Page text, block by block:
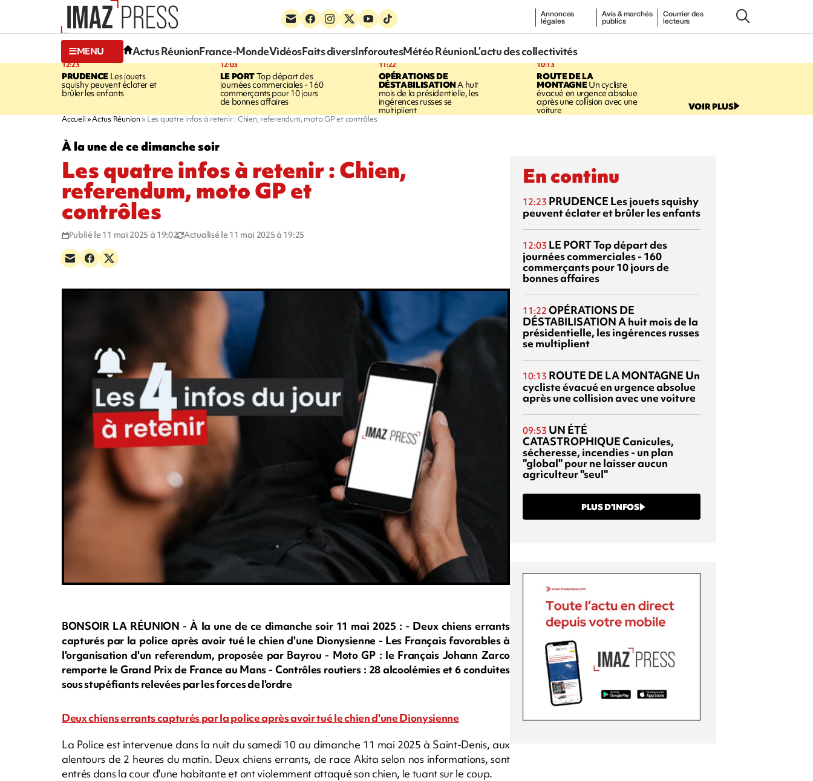
Annonces
légales
Avis & marchés
publics
Courrier des
lecteurs
MENU Actus RéunionFrance-MondeVidéosFaits diversInforoutesMétéo RéunionL’actu des collectivités
12:23
PRUDENCELes jouets
squishy peuvent éclater et
brûler les enfants
12:03
LE PORTTop départ des
journées commerciales - 160
commerçants pour 10 jours
de bonnes affaires
11:22
OPÉRATIONS DE
DÉSTABILISATIONA huit
mois de la présidentielle, les
ingérences russes se
multiplient
10:13
ROUTE DE LA
MONTAGNEUn cycliste
évacué en urgence absolue
après une collision avec une
voiture VOIR PLUS
Accueil Actus Réunion Les quatre infos à retenir : Chien, referendum, moto GP et contrôles
À la une de ce dimanche soir
Les quatre infos à retenir : Chien,
referendum, moto GP et
contrôles
Publié le 11 mai 2025 à 19:02 Actualisé le 11 mai 2025 à 19:25
BONSOIR LA RÉUNION - À la une de ce dimanche soir 11 mai 2025 : - Deux chiens errants
capturés par la police après avoir tué le chien d'une Dionysienne - Les Français favorables à
l'organisation d'un referendum, proposée par Bayrou - Moto GP : le Français Johann Zarco
remporte le Grand Prix de France au Mans - Contrôles routiers : 28 alcoolémies et 6 conduites
sous stupéfiants relevées par les forces de l'ordre
Deux chiens errants capturés par la police après avoir tué le chien d'une Dionysienne
La Police est intervenue dans la nuit du samedi 10 au dimanche 11 mai 2025 à Saint-Denis, aux
alentours de 2 heures du matin. Deux chiens errants, de race Akita selon nos informations, sont
entrés dans la cour d'une habitante et ont violemment attaqué son chien, le tuant sur le coup.
En continu
12:23 PRUDENCE Les jouets squishy
peuvent éclater et brûler les enfants
12:03 LE PORTTop départ des
journées commerciales - 160
commerçants pour 10 jours de
bonnes affaires
11:22 OPÉRATIONS DE
DÉSTABILISATIONA huit mois de la
présidentielle, les ingérences russes
se multiplient
10:13 ROUTE DE LA MONTAGNE Un
cycliste évacué en urgence absolue
après une collision avec une voiture
09:53 UN ÉTÉ
CATASTROPHIQUECanicules,
sécheresse, incendies - un plan
"global" pour ne laisser aucun
agriculteur "seul"
PLUS D’INFOS